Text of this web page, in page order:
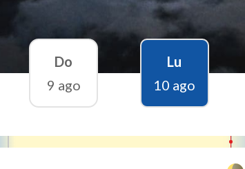
Do
9 ago
Lu
10 ago